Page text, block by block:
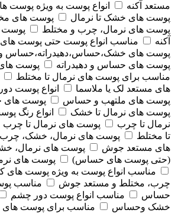
مستعد آکنه
انواع پوست به ویژه پوست
پوست های خشک تا نرمال
پوست های
پوست های نرمال، چرب و مختلط
پوست
آکنه
مناسب انواع پوست حتی پوست
پوست های خشک،حساس،دهیدراته،حساس
پوست های حساس و دهیدراته
پوست
مناسب برای پوست های نرمال تا مختلط
های مستعد لک یا ملاسما
انواع پوست
پوست های ملتهب و حساس
پوست
پوست های نرمال تا خشک
انواع رنگ
نرمال تا چرب
پوست های نرمال تا چرب
تا مختلط
پوست های نرمال، خشک،
های مستعد جوش
پوست های نرمال،
(حتی پوست های حساس)
پوست های
مناسب انواع پوست به ویژه پوست های
چرب، مختلط و مستعد جوش
مناسب
حساس
مناسب انواع پوست دور چشم
خشک وحساس
مناسب برای پوست های